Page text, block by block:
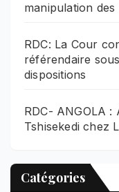
manipulation des
RDC: La Cour
référendaire
dispositions
RDC- ANGOLA :
Tshisekedi chez
Catégories